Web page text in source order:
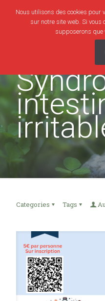
Categories Tags
Nous utilisons des cookies pour
sur notre site web. Si vous
supposerons que